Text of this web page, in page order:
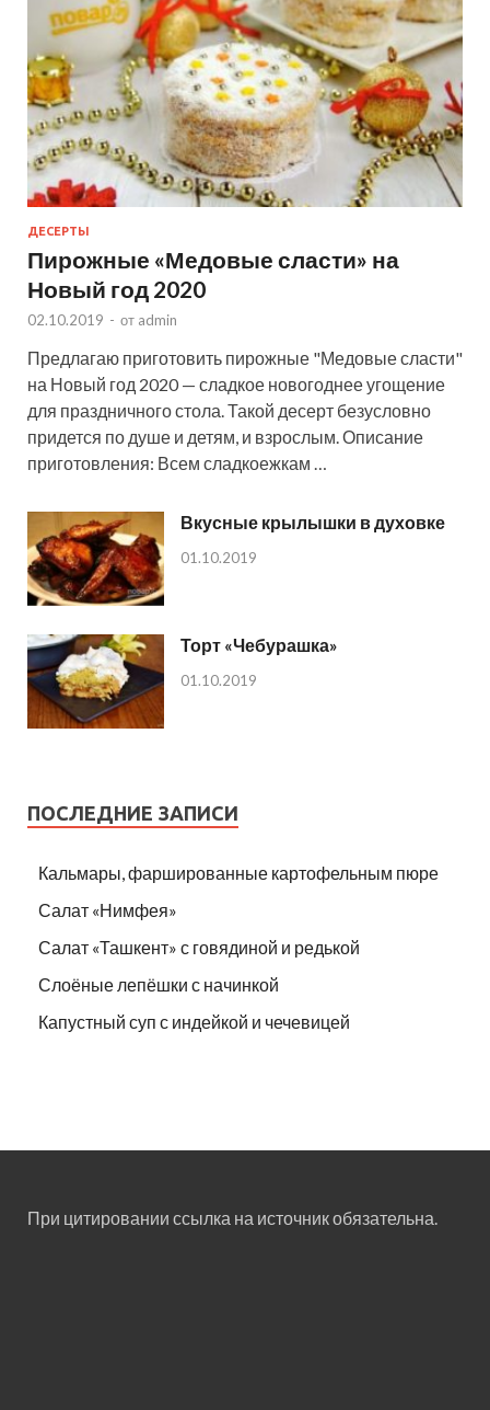
ДЕСЕРТЫ
Пирожные «Медовые сласти» на
Новый год 2020
02.10.2019 - от admin
Предлагаю приготовить пирожные "Медовые сласти"
на Новый год 2020 — сладкое новогоднее угощение
для праздничного стола. Такой десерт безусловно
придется по душе и детям, и взрослым. Описание
приготовления: Всем сладкоежкам …
Вкусные крылышки в духовке
01.10.2019
Торт «Чебурашка»
01.10.2019
ПОСЛЕДНИЕ ЗАПИСИ
Кальмары, фаршированные картофельным пюре
Салат «Нимфея»
Салат «Ташкент» с говядиной и редькой
Слоёные лепёшки с начинкой
Капустный суп с индейкой и чечевицей
При цитировании ссылка на источник обязательна.